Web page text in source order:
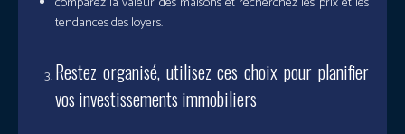
tendances des loyers.
Restez organisé, utilisez ces choix pour planifier
vos investissements immobiliers